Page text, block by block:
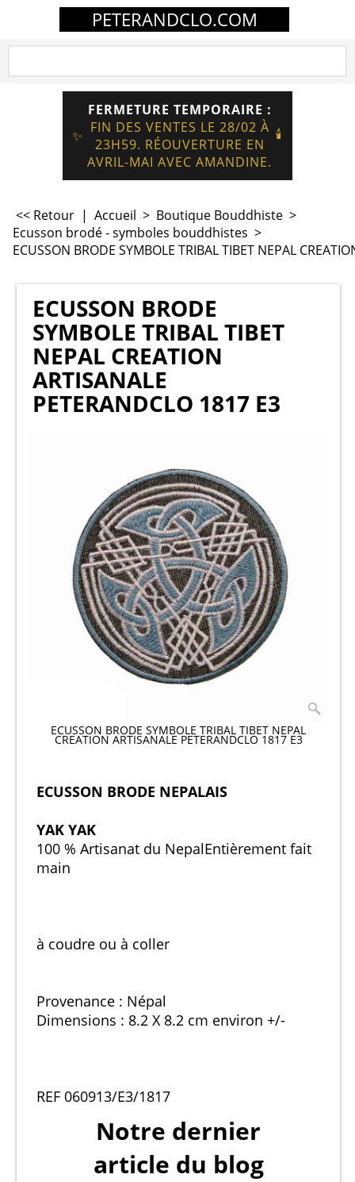
PETERANDCLO.COM
✨
FERMETURE TEMPORAIRE :
FIN DES VENTES LE 28/02 À
23H59. RÉOUVERTURE EN
AVRIL-MAI AVEC AMANDINE.
🕯️
<< Retour | Accueil > Boutique Bouddhiste >
Ecusson brodé - symboles bouddhistes >
ECUSSON BRODE SYMBOLE TRIBAL TIBET NEPAL
ECUSSON BRODE
SYMBOLE TRIBAL TIBET
NEPAL CREATION
ARTISANALE
PETERANDCLO 1817 E3
ECUSSON BRODE SYMBOLE TRIBAL TIBET NEPAL
CREATION ARTISANALE PETERANDCLO 1817 E3
ECUSSON BRODE NEPALAIS
YAK YAK
100 % Artisanat du NepalEntièrement fait
main
à coudre ou à coller
Provenance : Népal
Dimensions : 8.2 X 8.2 cm environ +/-
REF 060913/E3/1817
Notre dernier
article du blog